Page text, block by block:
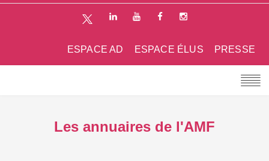
PRESSE
ESPACE ÉLUS
ESPACE AD
Les annuaires de l'AMF